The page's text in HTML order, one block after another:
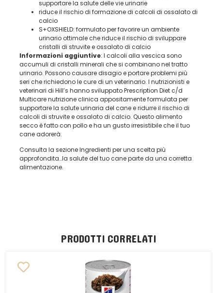
supportare la salute delle vie urinarie
riduce il rischio di formazione di calcoli di ossalato di
calcio
S+OXSHIELD: formulato per favorire un ambiente
urinario ottimale che riduce il rischio di sviluppare
cristalli di struvite e ossalato di calcio
Informazioni aggiuntive: I calcoli alla vescica sono
accumuli di cristalli minerali che si combinano nel tratto
urinario. Possono causare disagio e portare problemi più
seri che richiedono le cure di un veterinario. I nutrizionisti e
veterinari di Hill’s hanno sviluppato Prescription Diet c/d
Multicare nutrizione clinica appositamente formulata per
supportare la salute urinaria del cane e ridurre il rischio di
calcoli di struvite e ossalato di calcio. Questo alimento
secco è fatto con pollo e ha un gusto irresistibile che il tuo
cane adorerà.
Consulta la sezioneIngredienti per una scelta più
approfondita…la salute del tuo cane parte da una corretta
alimentazione.
PRODOTTI CORRELATI